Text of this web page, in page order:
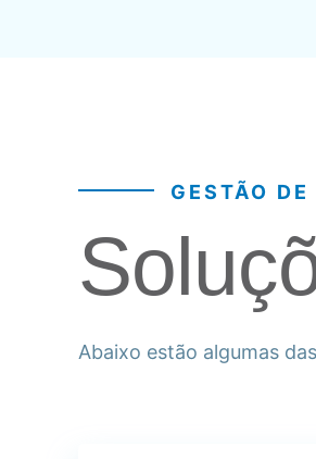
GESTÃO
Abaixo estão algumas